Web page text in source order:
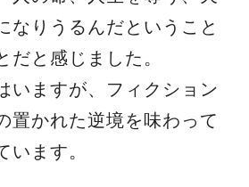
なりうるんだということ
だと感じました。
いますが、フィクション
置かれた逆境を味わって
います。